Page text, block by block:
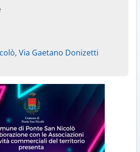
Via Gaetano Donizetti